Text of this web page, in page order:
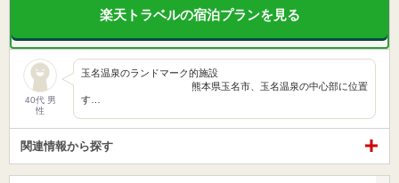
楽天トラベルの宿泊プランを見る
40代 男
性
玉名温泉のランドマーク的施設
熊本県玉名市、玉名温泉の中心部に位置
す…
関連情報から探す